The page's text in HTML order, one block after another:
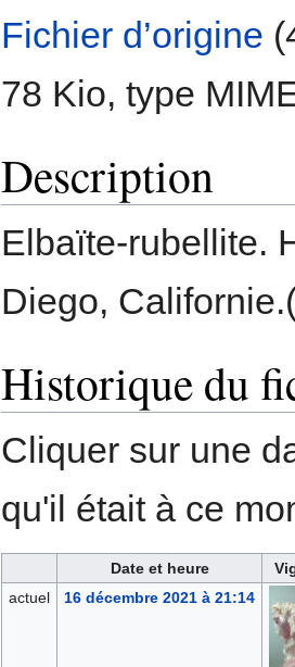
Fichier d’origine
78 Kio, type
Description
Elbaïte-rubellite.
Diego,
Historique du
Cliquer sur une
qu'il était à ce
Date et heure
actuel
16 décembre 2021 à 21:14